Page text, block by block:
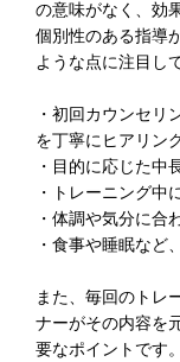
の意味がなく、効
個別性のある指導
ような点に注目し
・初回カウンセリ
を丁寧にヒアリン
・目的に応じた中
・トレーニング中
・体調や気分に合
・食事や睡眠など
また、毎回のトレ
ナーがその内容を
要なポイントです